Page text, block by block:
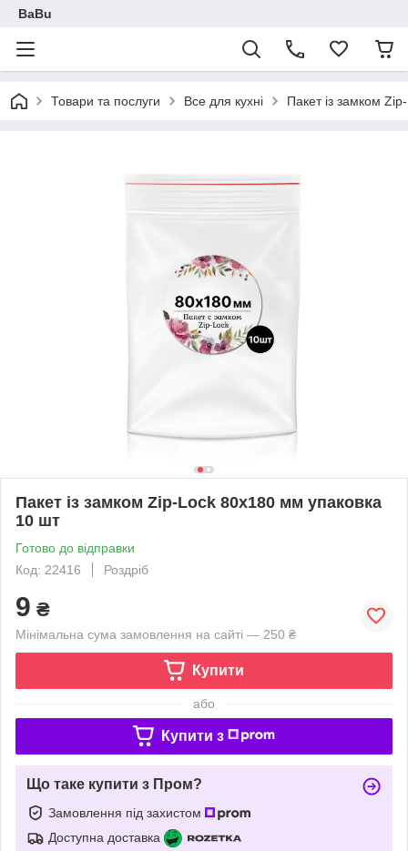
BaBu
Товари та послуги Все для кухні Пакет із замком
Пакет із замком Zip-Lock 80х180 мм упаковка
10 шт
Готово до відправки
Код: 22416
Роздріб
9 ₴
Мінімальна сума замовлення на сайті — 250 ₴
Купити
або
Купити з
Що таке купити з Пром?
Замовлення під захистом
Доступна доставка